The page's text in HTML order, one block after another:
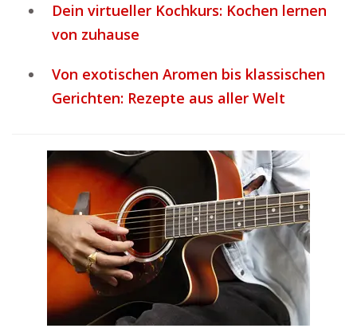
Dein virtueller Kochkurs: Kochen lernen
von zuhause
Von exotischen Aromen bis klassischen
Gerichten: Rezepte aus aller Welt